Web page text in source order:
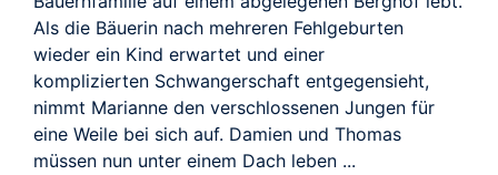
Als die Bäuerin nach mehreren Fehlgeburten
wieder ein Kind erwartet und einer
komplizierten Schwangerschaft entgegensieht,
nimmt Marianne den verschlossenen Jungen für
eine Weile bei sich auf. Damien und Thomas
müssen nun unter einem Dach leben ...